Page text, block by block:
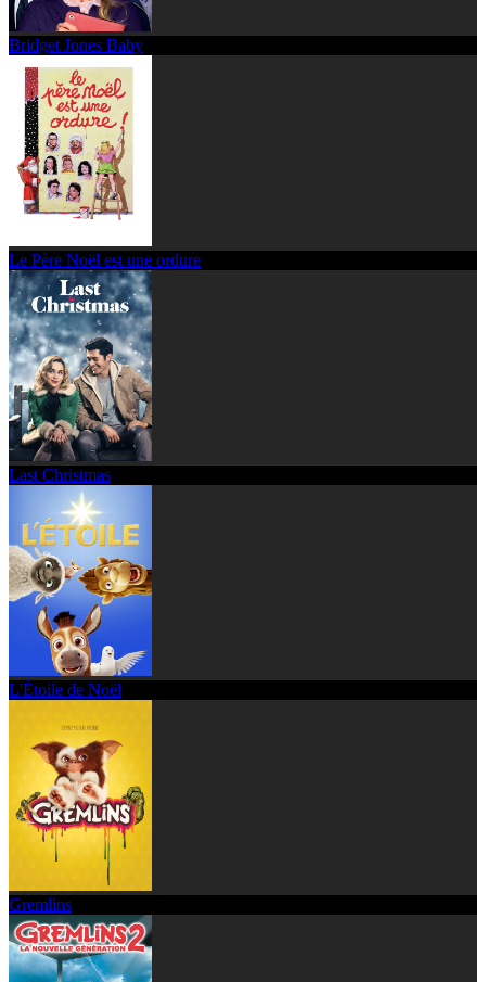
Bridget Jones Baby
Le Père Noël est une ordure
Last Christmas
L'Étoile de Noël
Gremlins